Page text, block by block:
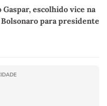
escolhido vice na
Bolsonaro para presidente